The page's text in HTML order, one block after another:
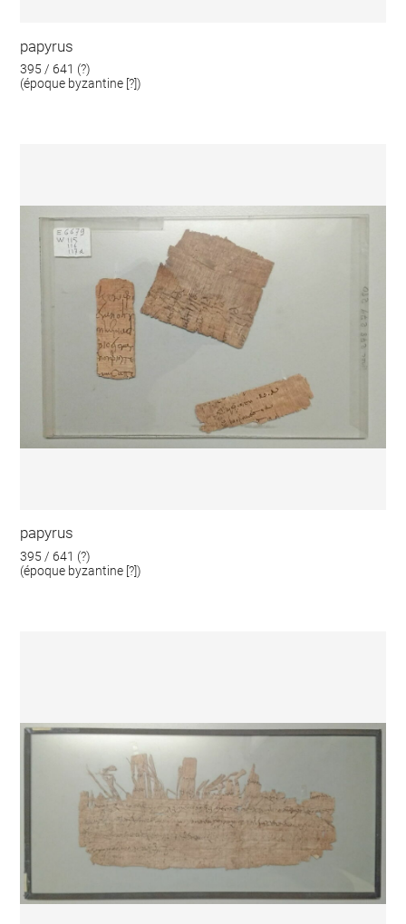
papyrus
395 / 641 (?)
(époque byzantine [?])
papyrus
395 / 641 (?)
(époque byzantine [?])